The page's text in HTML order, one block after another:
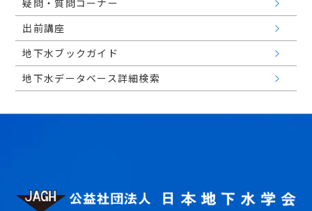
疑問・質問コーナー
出前講座
地下水ブックガイド
地下水データベース詳細検索